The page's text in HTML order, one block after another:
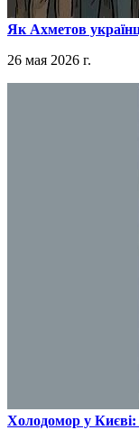
​Як Ахметов
26 мая 2026 г.
​Холодомор у